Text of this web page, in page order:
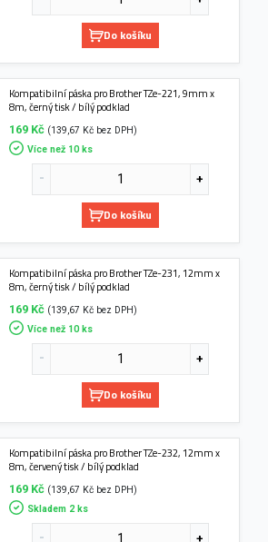
Do košíku
Kompatibilní páska pro Brother TZe-221, 9mm x
8m, černý tisk / bílý podklad
169 Kč (139,67 Kč bez DPH)
Více než 10 ks
Do košíku
Kompatibilní páska pro Brother TZe-231, 12mm x
8m, černý tisk / bílý podklad
169 Kč (139,67 Kč bez DPH)
Více než 10 ks
Do košíku
Kompatibilní páska pro Brother TZe-232, 12mm x
8m, červený tisk / bílý podklad
169 Kč (139,67 Kč bez DPH)
Skladem 2 ks